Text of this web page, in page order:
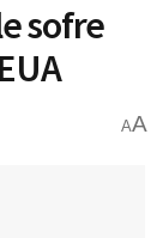
sofre
AA